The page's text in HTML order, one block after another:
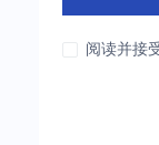
阅读并接